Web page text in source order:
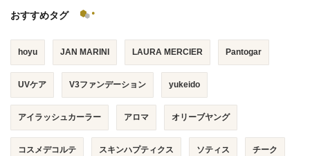
おすすめタグ
hoyu JAN MARINI LAURA MERCIER Pantogar
UVケア V3ファンデーション yukeido
アイラッシュカーラー アロマ オリーブヤング
コスメデコルテ スキンハプティクス ソティス チーク